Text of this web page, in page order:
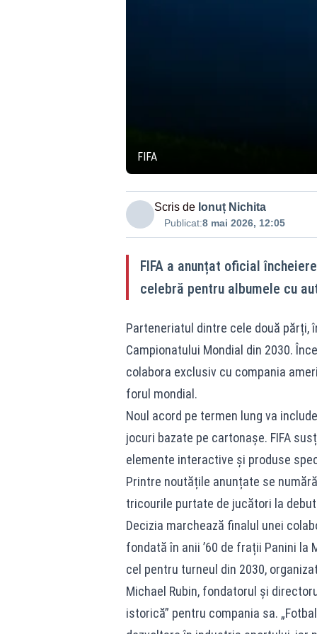
FIFA
Scris de Ionuț Nichita
Publicat:8 mai 2026, 12:05
FIFA a anunțat oficial
celebră pentru albumele cu
Parteneriatul dintre cele două părți,
Campionatului Mondial din 2030.
colabora exclusiv cu compania
forul mondial.
Noul acord pe termen lung va
jocuri bazate pe cartonașe. FIFA
elemente interactive și produse
Printre noutățile anunțate se
tricourile purtate de jucători la
Decizia marchează finalul unei
fondată în anii ’60 de frații Panini la
cel pentru turneul din 2030,
Michael Rubin, fondatorul și
istorică” pentru compania sa.